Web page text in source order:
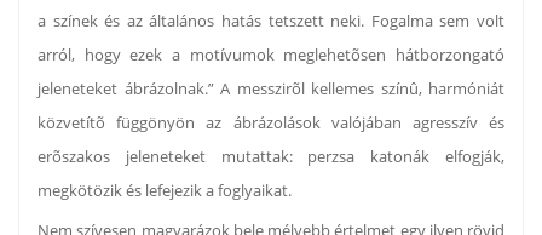
a színek és az általános hatás tetszett neki. Fogalma sem volt
arról, hogy ezek a motívumok meglehetõsen hátborzongató
jeleneteket ábrázolnak.” A messzirõl kellemes színû, harmóniát
közvetítõ függönyön az ábrázolások valójában agresszív és
erõszakos jeleneteket mutattak: perzsa katonák elfogják,
megkötözik és lefejezik a foglyaikat.